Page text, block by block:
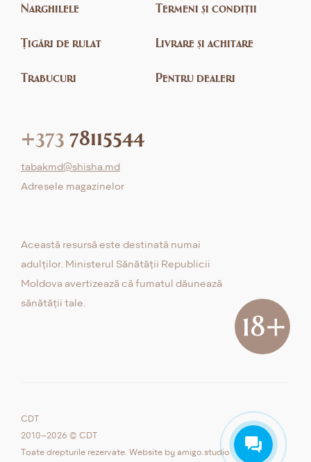
Narghilele
Țigări de rulat
Trabucuri
Termeni și condiții
Livrare și achitare
Pentru dealeri
+373 78115544
tabakmd@shisha.md
Adresele magazinelor
Această resursă este destinată numai
adulților. Ministerul Sănătății Republicii
Moldova avertizează că fumatul dăunează
sănătății tale.
CDT
2010–2026 © CDT
Toate drepturile rezervate. Website by amigo.studio